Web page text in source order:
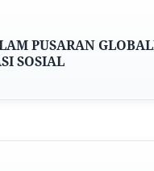
PUSARAN
SOSIAL